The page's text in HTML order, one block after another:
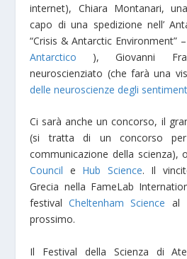
internet), Chiara Montanari,
capo di una spedizione nell’
“Crisis & Antarctic Environment”
Antarctico ), Giovanni
neuroscienziato (che farà una
delle neuroscienze degli
Ci sarà anche un concorso, il
(si tratta di un concorso
communicazione della scienza),
Council e Hub Science. Il
Grecia nella FameLab
festivalCheltenham Science al
prossimo.
Il Festival della Scienza di